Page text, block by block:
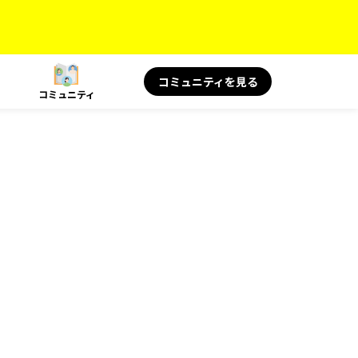
コミュニティ
コミュニティを見る